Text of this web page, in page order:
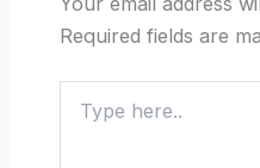
Required fields are
here..